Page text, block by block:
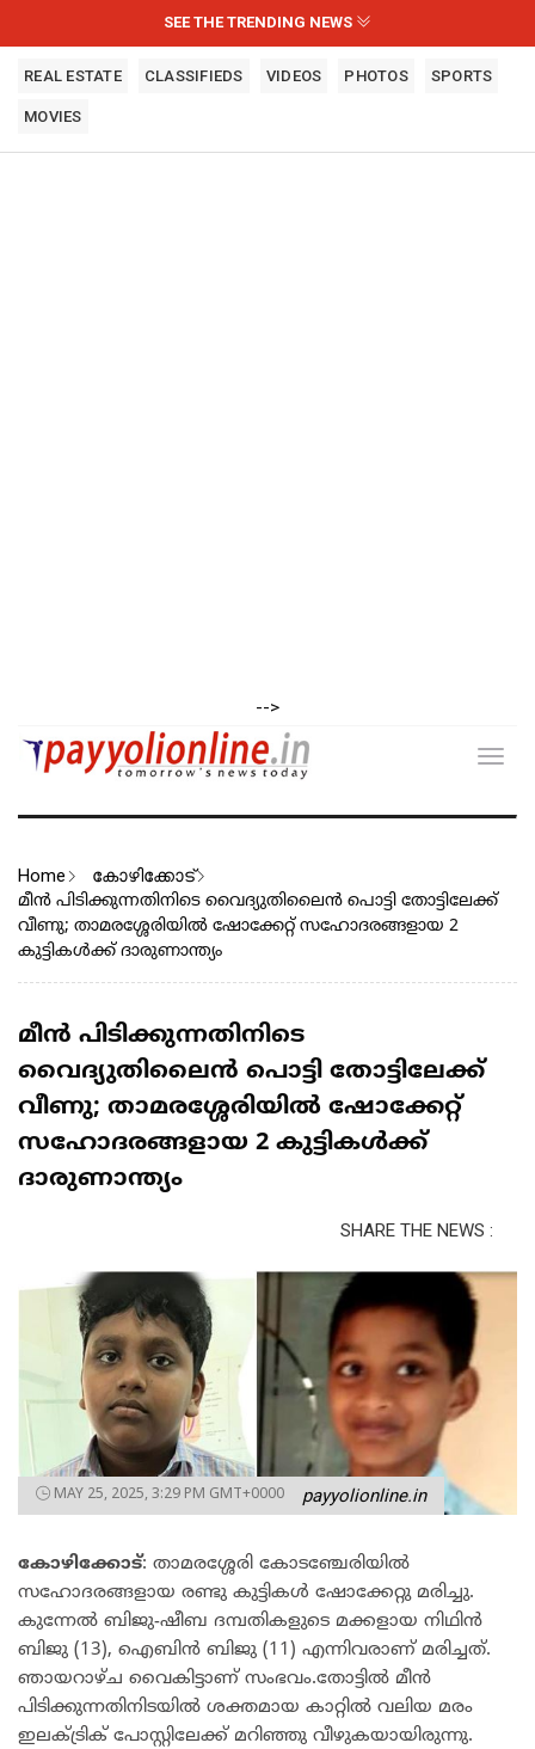
SEE THE TRENDING NEWS
REAL ESTATE CLASSIFIEDS VIDEOS PHOTOS SPORTS
MOVIES
-->
Home കോഴിക്കോട്
മീൻ പിടിക്കുന്നതിനിടെ വൈദ്യുതിലൈന്‍ പൊട്ടി തോട്ടിലേക്ക്
വീണു; താമരശ്ശേരിയില്‍ ഷോക്കേറ്റ് സഹോദരങ്ങളായ 2
കുട്ടികള്‍ക്ക് ദാരുണാന്ത്യം
മീൻ പിടിക്കുന്നതിനിടെ
വൈദ്യുതിലൈന്‍ പൊട്ടി തോട്ടിലേക്ക്
വീണു; താമരശ്ശേരിയില്‍ ഷോക്കേറ്റ്
സഹോദരങ്ങളായ 2 കുട്ടികള്‍ക്ക്
ദാരുണാന്ത്യം
SHARE THE NEWS :
MAY 25, 2025, 3:29 PM GMT+0000 payyolionline.in
കോഴിക്കോട്: താമരശ്ശേരി കോടഞ്ചേരിയില്‍
സഹോദരങ്ങളായ രണ്ടു കുട്ടികള്‍ ഷോക്കേറ്റു മരിച്ചു.
കുന്നേൽ ബിജു-ഷീബ ദമ്പതികളുടെ മക്കളായ നിഥിന്‍
ബിജു (13), ഐബിന്‍ ബിജു (11) എന്നിവരാണ് മരിച്ചത്.
ഞായറാഴ്ച വൈകിട്ടാണ് സംഭവം.തോട്ടില്‍ മീന്‍
പിടിക്കുന്നതിനിടയില്‍ ശക്തമായ കാറ്റില്‍ വലിയ മരം
ഇലക്ട്രിക് പോസ്റ്റിലേക്ക് മറിഞ്ഞു വീഴുകയായിരുന്നു.